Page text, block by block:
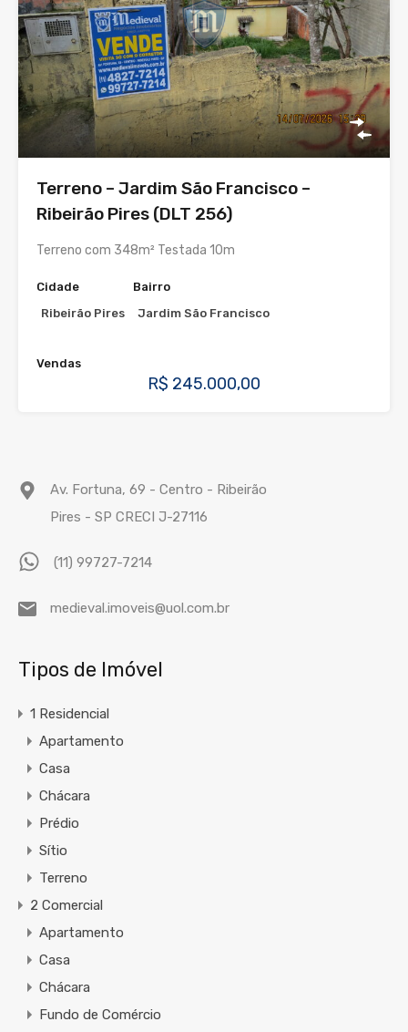
Terreno – Jardim São Francisco –
Ribeirão Pires (DLT 256)
Terreno com 348m² Testada 10m
Cidade
Ribeirão Pires
Bairro
Jardim São Francisco
Vendas
R$ 245.000,00
Av. Fortuna, 69 - Centro - Ribeirão
Pires - SP CRECI J-27116
(11) 99727-7214
medieval.imoveis@uol.com.br
Tipos de Imóvel
1 Residencial
Apartamento
Casa
Chácara
Prédio
Sítio
Terreno
2 Comercial
Apartamento
Casa
Chácara
Fundo de Comércio